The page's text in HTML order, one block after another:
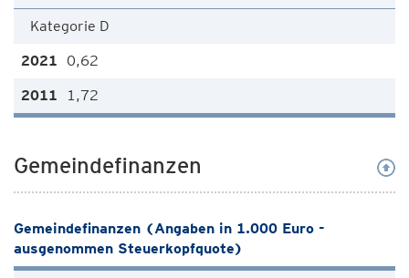
Kategorie D
0,62
1,72
Gemeindefinanzen
Gemeindefinanzen (Angaben in 1.000 Euro -
ausgenommen Steuerkopfquote)